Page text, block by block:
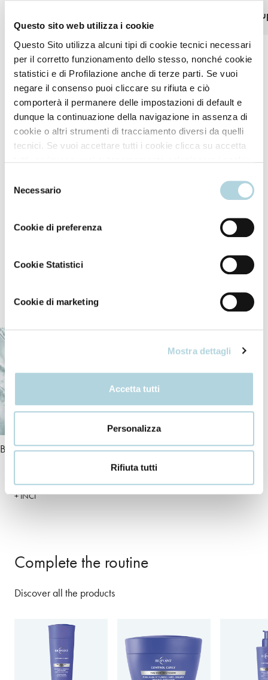
Questo sito web utilizza i cookie
Questo Sito utilizza alcuni tipi di cookie tecnici necessari
per il corretto funzionamento dello stesso, nonché cookie
statistici e di Profilazione anche di terze parti. Se vuoi
negare il consenso puoi cliccare su rifiuta e ciò
comporterà il permanere delle impostazioni di default e
dunque la continuazione della navigazione in assenza di
cookie o altri strumenti di tracciamento diversi da quelli
tecnici. Se vuoi accettare tutti i cookie clicca su accetta
più consulta la
delNecessario
Cookie di preferenza
Cookie Statistici
Cookie di marketing
Mostra dettagli
Accetta tutti
Personalizza
Rifiuta tutti
Defined curls for
*Expert scoring and instrumental evaluations (Curl Control Shampoo,
Mask and Gel).
Dry naturally or with a diffuser. No-rinse formula.
Our ingredients
Bio-Peptide Complex Ceramides
+ INCI
Complete the routine
Discover all the products